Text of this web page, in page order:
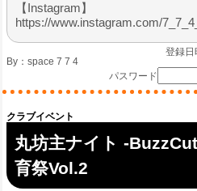
【Instagram】
https://www.instagram.com/
登録
By： space 7 7 4
パスワード
クラブイベント
丸坊主ナイト -
育祭Vol.2